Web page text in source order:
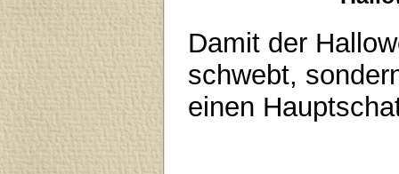
Damit der
schwebt,
einen